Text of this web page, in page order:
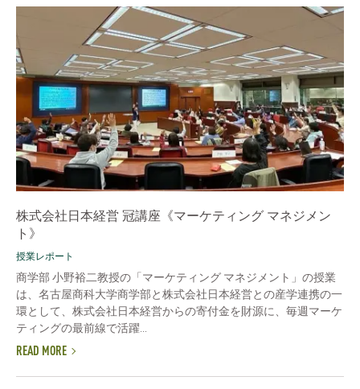
株式会社日本経営 冠講座《マーケティング マネジメン
ト》
授業レポート
商学部 小野裕二教授の「マーケティング マネジメント」の授業
は、名古屋商科大学商学部と株式会社日本経営との産学連携の一
環として、株式会社日本経営からの寄付金を財源に、毎週マーケ
ティングの最前線で活躍...
READ MORE